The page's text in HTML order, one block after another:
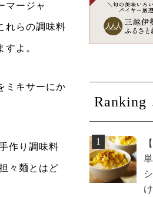
マージャ
れらの調味料
よ。
ミキサーにか
作り調味料
々麺とはど
Ranking
1
け